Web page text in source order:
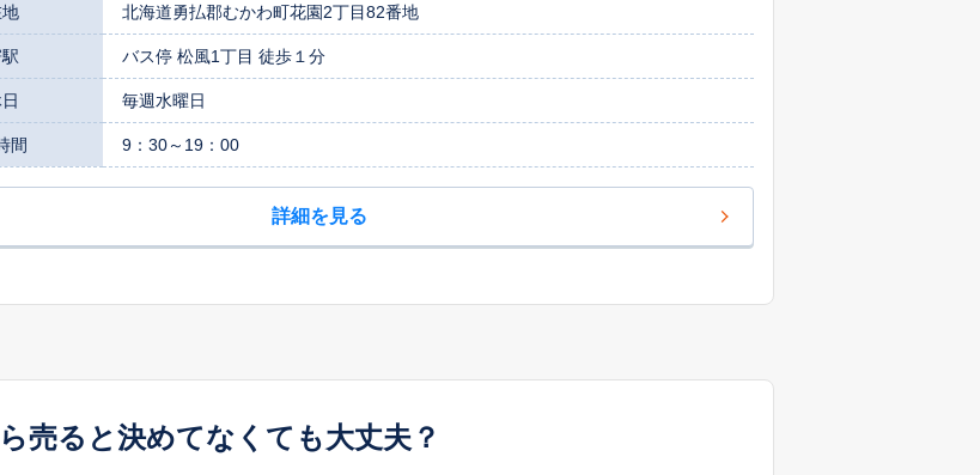
北海道勇払郡むかわ町花園2丁目82番地
バス停 松風1丁目 徒歩１分
毎週水曜日
間 9：30～19：00
詳細を見る
売ると決めてなくても大丈夫？